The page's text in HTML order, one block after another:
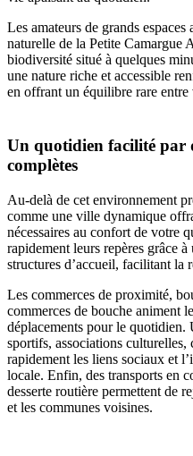
Les amateurs de grands
naturelle de la Petite Camargue
biodiversité situé à quelques
une nature riche et accessible
en offrant un équilibre rare
Un quotidien facilité par
complètes
Au‑delà de cet environnement
comme une ville dynamique
nécessaires au confort de votre
rapidement leurs repères grâce
structures d’accueil, facilitant la
Les commerces de proximité,
commerces de bouche animent
déplacements pour le
sportifs, associations
rapidement les liens sociaux et
locale. Enfin, des transports en
desserte routière permettent de
et les communes voisines.